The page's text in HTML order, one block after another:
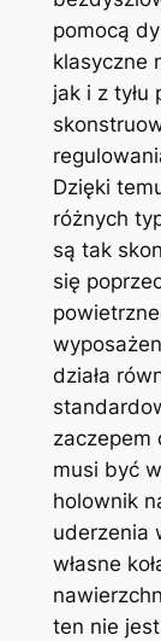
pomocą
klasyczne
jak i z tyłu
Dzięki
różnych
są tak
się
działa
zaczepem
musi być
holownik
uderzenia
własne
ten nie